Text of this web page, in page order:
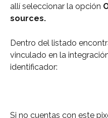
allí seleccionar la opción
sources.
Dentro del listado
vinculado en la
identificador:
Si no cuentas con este